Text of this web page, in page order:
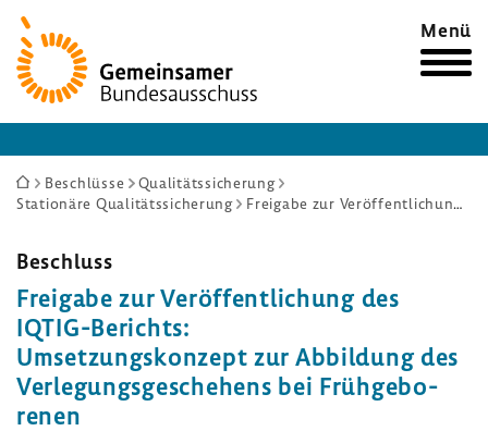
Zur
Startseite
Menü
Sie
sind
Beschlüsse
Qualitätssicherung
Stationäre Qualitätssicherung
Freigabe zur Veröffentlichung des IQTIG-Berichts: Umsetzungskonzept zur Abbildung des Verlegungsgeschehens bei Frühgeborenen
Beschluss
Frei­gabe zur Veröf­fent­li­chung des
IQTIG-​Berichts:
Umset­zungs­kon­zept zur Abbil­dung des
Verle­gungs­ge­sche­hens bei Früh­ge­bo­
renen